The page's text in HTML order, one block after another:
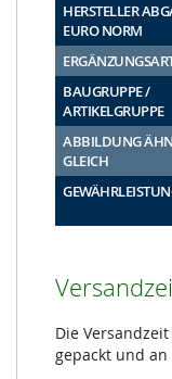
HERSTELLER
EURO NORM
BAUGRUPPE /
ARTIKELGRUPPE
ABBILDUNG
GLEICH
Die
gepackt und